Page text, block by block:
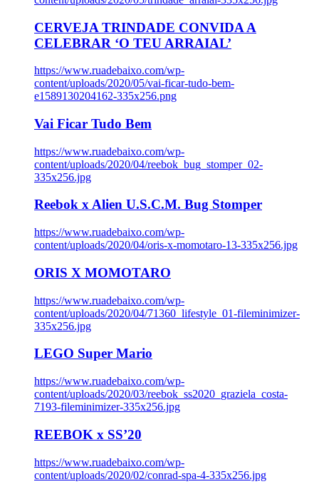
CERVEJA TRINDADE CONVIDA A
CELEBRAR ‘O TEU ARRAIAL’
https://www.ruadebaixo.com/wp-
content/uploads/2020/05/vai-ficar-tudo-bem-
e1589130204162-335x256.png
Vai Ficar Tudo Bem
https://www.ruadebaixo.com/wp-
content/uploads/2020/04/reebok_bug_stomper_02-
335x256.jpg
Reebok x Alien U.S.C.M. Bug Stomper
https://www.ruadebaixo.com/wp-
content/uploads/2020/04/oris-x-momotaro-13-335x256.jpg
ORIS X MOMOTARO
https://www.ruadebaixo.com/wp-
content/uploads/2020/04/71360_lifestyle_01-fileminimizer-
335x256.jpg
LEGO Super Mario
https://www.ruadebaixo.com/wp-
content/uploads/2020/03/reebok_ss2020_graziela_costa-
7193-fileminimizer-335x256.jpg
REEBOK x SS’20
https://www.ruadebaixo.com/wp-
content/uploads/2020/02/conrad-spa-4-335x256.jpg